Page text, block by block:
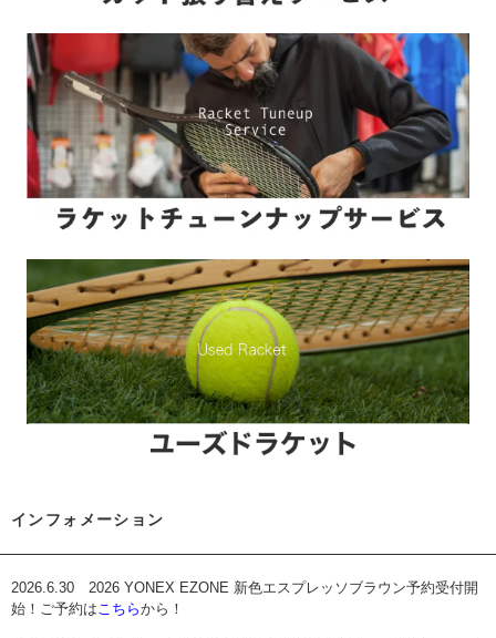
インフォメーション
2026.6.30 2026 YONEX EZONE 新色エスプレッソブラウン予約受付開
始！ご予約はこちらから！